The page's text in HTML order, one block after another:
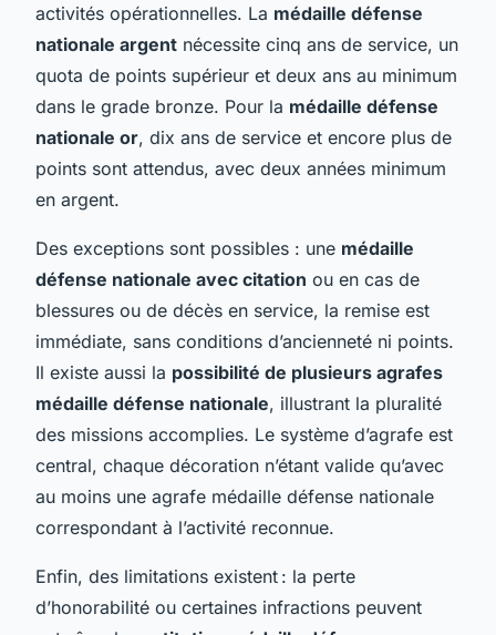
activités opérationnelles. La médaille défense
nationale argent nécessite cinq ans de service, un
quota de points supérieur et deux ans au minimum
dans le grade bronze. Pour la médaille défense
nationale or, dix ans de service et encore plus de
points sont attendus, avec deux années minimum
en argent.
Des exceptions sont possibles : une médaille
défense nationale avec citation ou en cas de
blessures ou de décès en service, la remise est
immédiate, sans conditions d’ancienneté ni points.
Il existe aussi la possibilité de plusieurs agrafes
médaille défense nationale, illustrant la pluralité
des missions accomplies. Le système d’agrafe est
central, chaque décoration n’étant valide qu’avec
au moins une agrafe médaille défense nationale
correspondant à l’activité reconnue.
Enfin, des limitations existent : la perte
d’honorabilité ou certaines infractions peuvent